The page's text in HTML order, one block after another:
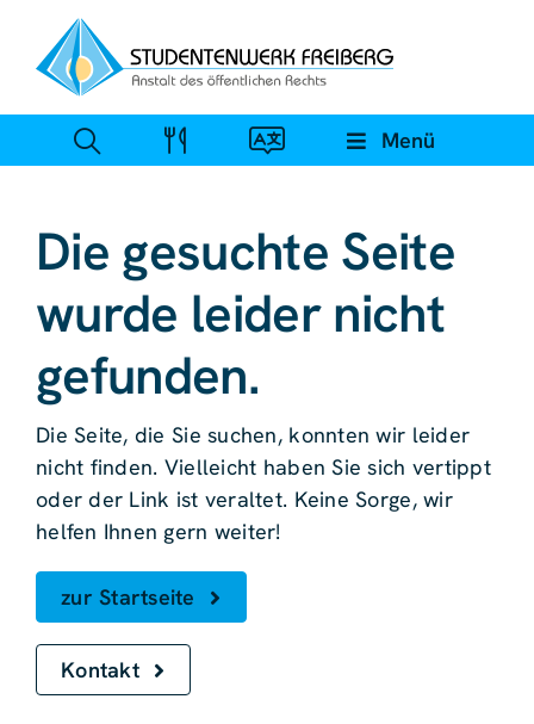
Inhalt
springen
Menü
Die gesuchte Seite
wurde leider nicht
gefunden.
Die Seite, die Sie suchen, konnten wir leider
nicht finden. Vielleicht haben Sie sich vertippt
oder der Link ist veraltet. Keine Sorge, wir
helfen Ihnen gern weiter!
zur Startseite
Kontakt